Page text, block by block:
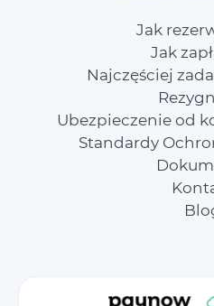
Jak
Jak
Najczęściej
Ubezpieczenie od
Standardy